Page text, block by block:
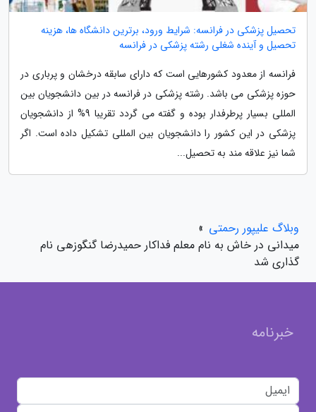
تحصیل پزشکی در فرانسه: شرایط ورود، برترین دانشگاه ها، هزینه
تحصیل و آینده شغلی رشته پزشکی در فرانسه
فرانسه از معدود کشورهایی است که دارای سابقه درخشان و پرباری در
حوزه پزشکی می باشد. رشته پزشکی در فرانسه در بین دانشجویان بین
المللی بسیار پرطرفدار بوده و گفته می گردد تقریبا 9% از دانشجویان
پزشکی در این کشور را دانشجویان بین المللی تشکیل داده است. اگر
شما نیز علاقه مند به تحصیل...
وبلاگ علیپور رحمتی »
میدانی در خاش به نام معلم فداکار حمیدرضا گنگوزهی نام
گذاری شد
خبرنامه